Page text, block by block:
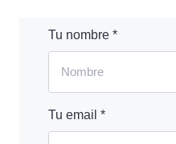
Tu nombre *
Tu email *